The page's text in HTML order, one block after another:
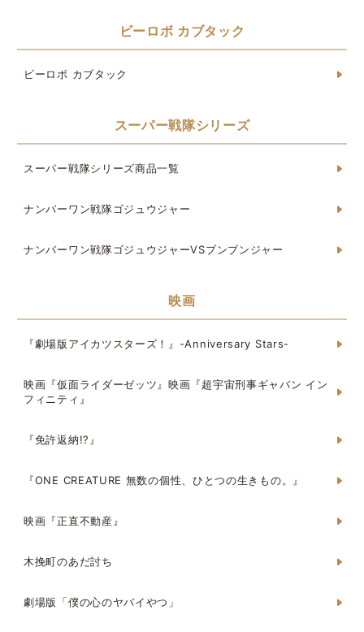
ビーロボ カブタック
ビーロボ カブタック
スーパー戦隊シリーズ
スーパー戦隊シリーズ商品一覧
ナンバーワン戦隊ゴジュウジャー
ナンバーワン戦隊ゴジュウジャーVSブンブンジャー
映画
『劇場版アイカツスターズ！』-Anniversary Stars-
映画『仮面ライダーゼッツ』映画『超宇宙刑事ギャバン イン
フィニティ』
『免許返納!?』
『ONE CREATURE 無数の個性、ひとつの生きもの。』
映画『正直不動産』
木挽町のあだ討ち
劇場版「僕の心のヤバイやつ」